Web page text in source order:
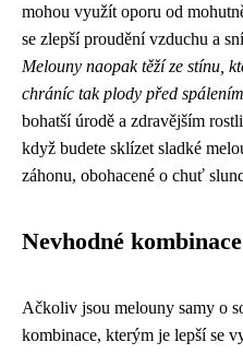
mohou využít oporu od
se zlepší proudění vzduchu a
Melouny naopak těží ze stínu,
chráníc tak plody před
bohatší úrodě a zdravějším
když budete sklízet sladké
záhonu, obohacené o chuť
Nevhodné
Ačkoliv jsou melouny samy o
kombinace, kterým je lepší se